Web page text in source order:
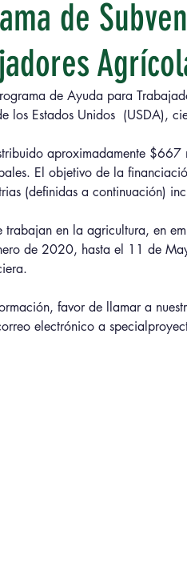
de
de Ayuda para
los Estados Unidos  (USDA),
aproximadamente
El objetivo de la
(definidas a continuación)
trabajan en la agricultura, en
de 2020, hasta el 11 de
favor de llamar a
electrónico a